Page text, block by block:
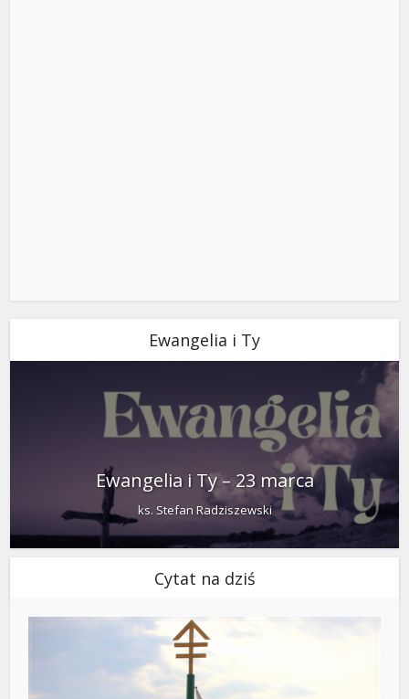
Ewangelia i Ty
Ewangelia i Ty – 23 marca
ks. Stefan Radziszewski
Cytat na dziś